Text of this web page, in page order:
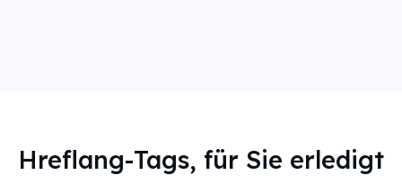
Hreflang-Tags, für Sie erledigt